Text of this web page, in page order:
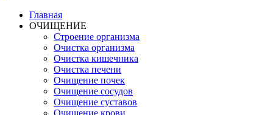
Главная
ОЧИЩЕНИЕ
Строение организма
Очистка организма
Очистка кишечника
Очистка печени
Очищение почек
Очищение сосудов
Очищение суставов
Очищение крови